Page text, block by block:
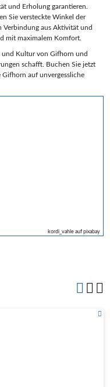
kordi_vahle auf pixabay
und Erholung garantieren.
Sie versteckte Winkel der
Verbindung aus Aktivität und
mit maximalem Komfort.
und Kultur von Gifhorn und
schafft. Buchen Sie jetzt
Gifhorn auf unvergessliche